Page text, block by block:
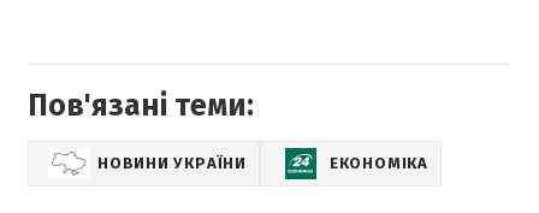
Пов'язані теми:
НОВИНИ УКРАЇНИ ЕКОНОМІКА